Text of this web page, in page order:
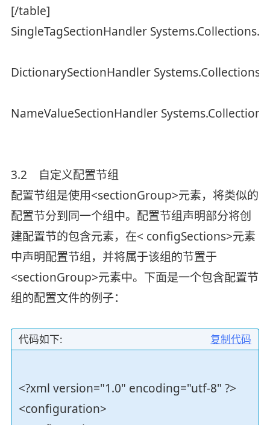
[/table]
SingleTagSectionHandler
DictionarySectionHandler
NameValueSectionHandler
3.2 自定义配置节组
配置节组是使用<sectionGroup>元素，将类似的
配置节分到同一个组中。配置节组声明部分将创
建配置节的包含元素，在< configSections>元素
中声明配置节组，并将属于该组的节置于
<sectionGroup>元素中。下面是一个包含配置节
组的配置文件的例子：
复制代码
代码如下:
<?xml version="1.0" encoding="utf-8" ?>
<configuration>